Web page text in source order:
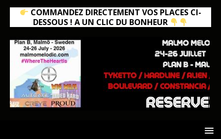
COMMANDEZ DIRECTEMENT VOS PLACES CI-
DESSOUS ! A UN CLIC DU BONHEUR